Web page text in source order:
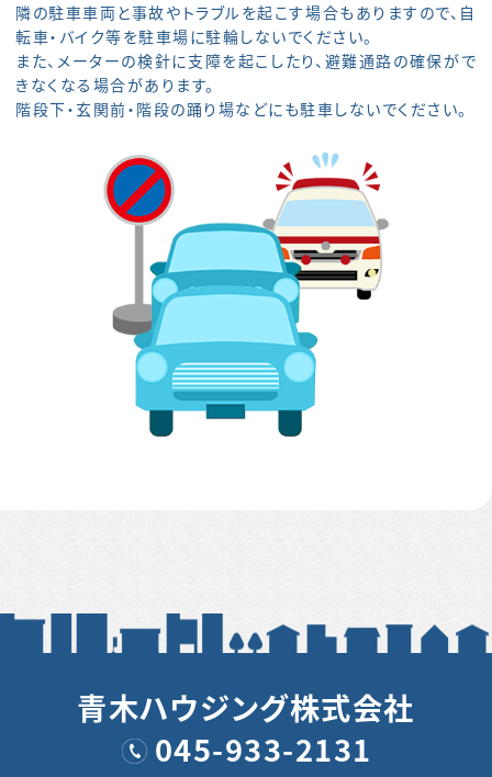
隣の駐車車両と事故やトラブルを起こす場合もありますので、自
転車・バイク等を駐車場に駐輪しないでください。
また、メーターの検針に支障を起こしたり、避難通路の確保がで
きなくなる場合があります。
階段下・玄関前・階段の踊り場などにも駐車しないでください。
青木ハウジング株式会社
045-933-2131